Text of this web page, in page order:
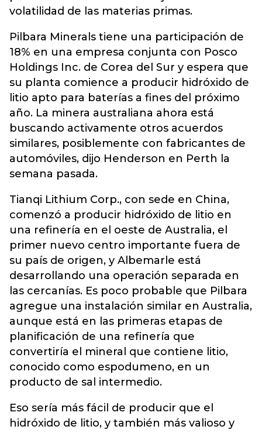
volatilidad de las materias primas.
Pilbara Minerals tiene una participación de
18% en una empresa conjunta con Posco
Holdings Inc. de Corea del Sur y espera que
su planta comience a producir hidróxido de
litio apto para baterías a fines del próximo
año. La minera australiana ahora está
buscando activamente otros acuerdos
similares, posiblemente con fabricantes de
automóviles, dijo Henderson en Perth la
semana pasada.
Tianqi Lithium Corp., con sede en China,
comenzó a producir hidróxido de litio en
una refinería en el oeste de Australia, el
primer nuevo centro importante fuera de
su país de origen, y Albemarle está
desarrollando una operación separada en
las cercanías. Es poco probable que Pilbara
agregue una instalación similar en Australia,
aunque está en las primeras etapas de
planificación de una refinería que
convertiría el mineral que contiene litio,
conocido como espodumeno, en un
producto de sal intermedio.
Eso sería más fácil de producir que el
hidróxido de litio, y también más valioso y